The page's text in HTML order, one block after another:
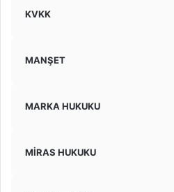
KVKK
MANŞET
MARKA HUKUKU
MİRAS HUKUKU